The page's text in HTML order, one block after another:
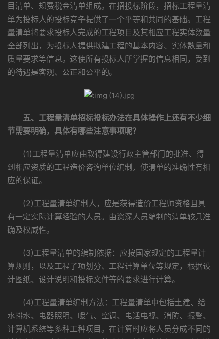
目清单、规费税金清单组成。在招投标阶段，招标工程量清
单为投标人的投标竞争提供了一个平等和共同的基础。工程
量清单将要求投标人完成的工程项目及其相应工程实体数量
全部列出，为投标人提供拟建工程的基本内容、实体数量和
质量要求等信息。这使所有投标人所掌握的信息相同，受到
的待遇是客观、公正和公平的。
五、工程量清单招标投标办法在具体操作上还有不少细
节需要明确，具体有哪些注意事项呢？
(1)工程量清单应由取得建设行政主管部门的批准、得
到相应资质的工程造价咨询单位编制，使清单的准确性有相
应的保证。
(2)工程量清单编制人，应是获得造价工程师资格且具
有一定实际计算经验的人员。由资深人员编制的清单较具准
确及权威性。
(3)工程量清单的编制依据：应按国家规定的工程量计
算规则，以及工程子项划分、工程计算单位等规定，根据设
计图纸、设计说明和投标文件等的要求进行计算。
(4)工程量清单编制方法：工程量清单中包括土建、给
水排水、电器照明、暖气、空调、电话电视、消防、报警、
计算机系统等多种工种项目。在计算时应将人员分成不同的